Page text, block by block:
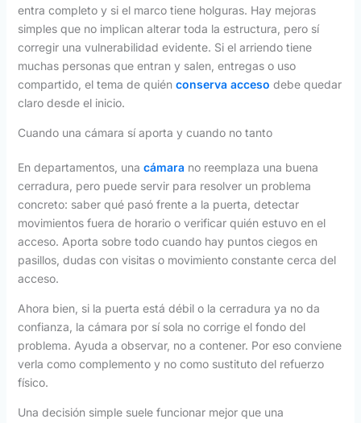
entra completo y si el marco tiene holguras. Hay mejoras
simples que no implican alterar toda la estructura, pero sí
corregir una vulnerabilidad evidente. Si el arriendo tiene
muchas personas que entran y salen, entregas o uso
compartido, el tema de quién conserva acceso debe quedar
claro desde el inicio.
Cuando una cámara sí aporta y cuando no tanto
En departamentos, una cámarano reemplaza una buena
cerradura, pero puede servir para resolver un problema
concreto: saber qué pasó frente a la puerta, detectar
movimientos fuera de horario o verificar quién estuvo en el
acceso. Aporta sobre todo cuando hay puntos ciegos en
pasillos, dudas con visitas o movimiento constante cerca del
acceso.
Ahora bien, si la puerta está débil o la cerradura ya no da
confianza, la cámara por sí sola no corrige el fondo del
problema. Ayuda a observar, no a contener. Por eso conviene
verla como complemento y no como sustituto del refuerzo
físico.
Una decisión simple suele funcionar mejor que una